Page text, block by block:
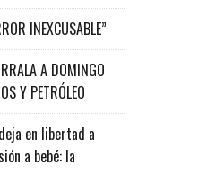
INEXCUSABLE”
A DOMINGO
Y PETRÓLEO
en libertad a
a bebé: la